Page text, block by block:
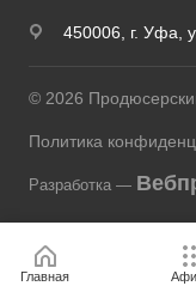
450006, г. Уфа,
© 2026
Политика
Разработка —
Главная